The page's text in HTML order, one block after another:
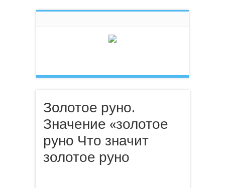
Золотое руно.
Значение «золотое
руно Что значит
золотое руно